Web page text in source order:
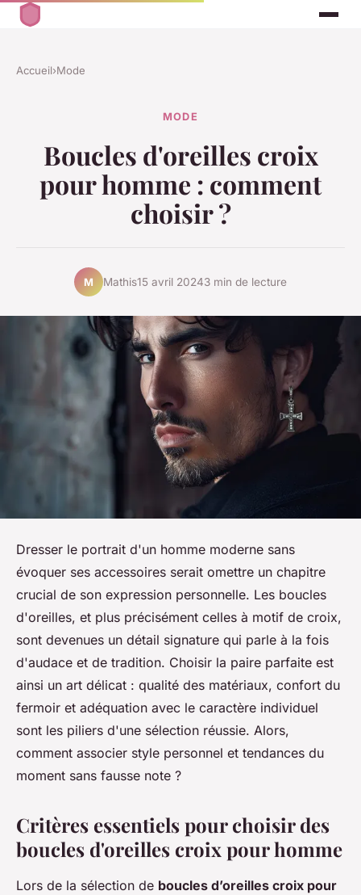
Accueil›Mode
MODE
Boucles d'oreilles croix
pour homme : comment
choisir ?
M Mathis15 avril 20243 min de lecture
Dresser le portrait d'un homme moderne sans
évoquer ses accessoires serait omettre un chapitre
crucial de son expression personnelle. Les boucles
d'oreilles, et plus précisément celles à motif de croix,
sont devenues un détail signature qui parle à la fois
d'audace et de tradition. Choisir la paire parfaite est
ainsi un art délicat : qualité des matériaux, confort du
fermoir et adéquation avec le caractère individuel
sont les piliers d'une sélection réussie. Alors,
comment associer style personnel et tendances du
moment sans fausse note ?
Critères essentiels pour choisir des
boucles d'oreilles croix pour homme
Lors de la sélection de boucles d’oreilles croix pour